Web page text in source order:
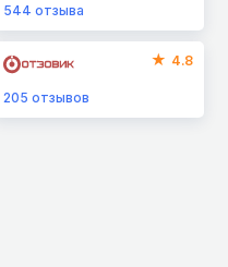
544отзыва
4.8
205отзывов